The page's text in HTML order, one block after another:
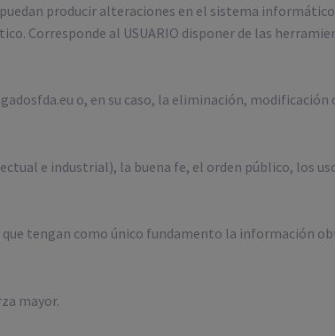
producir alteraciones en el sistema
Corresponde al USUARIO disponer de las
o, en su caso, la eliminación, modificación
e industrial), la buena fe, el orden público, los
que tengan como único fundamento la información
mayor.